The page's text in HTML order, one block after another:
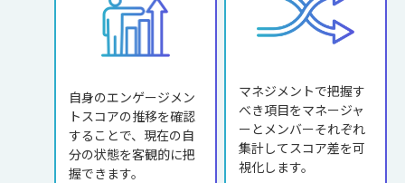
自身のエンゲージメン
トスコアの推移を確認
することで、現在の自
分の状態を客観的に把
握できます。
マネジメントで把握す
べき項目をマネージャ
ーとメンバーそれぞれ
集計してスコア差を可
視化します。